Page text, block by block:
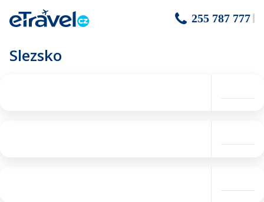
255 787 777
Slezsko